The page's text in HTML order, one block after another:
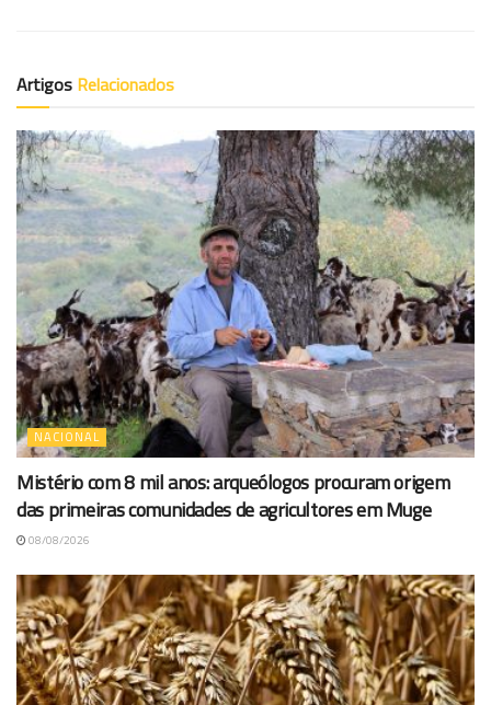
Artigos Relacionados
NACIONAL
Mistério com 8 mil anos: arqueólogos procuram origem
das primeiras comunidades de agricultores em Muge
08/08/2026